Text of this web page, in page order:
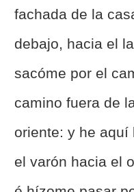
fachada de la
debajo, hacia el
sacóme por el
camino fuera de
oriente: y he aquí
el varón hacia el